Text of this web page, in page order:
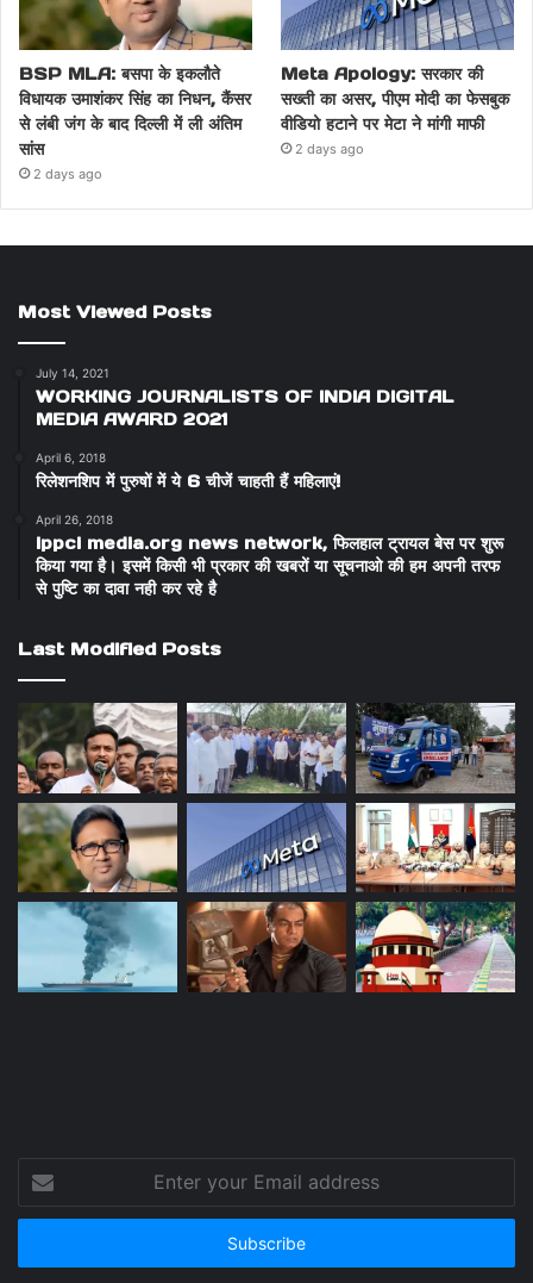
BSP MLA: बसपा के इकलौते
विधायक उमाशंकर सिंह का निधन, कैंसर
से लंबी जंग के बाद दिल्ली में ली अंतिम
सांस
2 days ago
Meta Apology: सरकार की
सख्ती का असर, पीएम मोदी का फेसबुक
वीडियो हटाने पर मेटा ने मांगी माफी
2 days ago
Most Viewed Posts
July 14, 2021
WORKING JOURNALISTS OF INDIA DIGITAL
MEDIA AWARD 2021
April 6, 2018
रिलेशनशिप में पुरुषों में ये 6 चीजें चाहती हैं महिलाएं!
April 26, 2018
ippci media.org news network, फिलहाल ट्रायल बेस पर शुरू
किया गया है। इसमें किसी भी प्रकार की खबरों या सूचनाओ की हम अपनी तरफ
से पुष्टि का दावा नही कर रहे है
Last Modified Posts
your
Email